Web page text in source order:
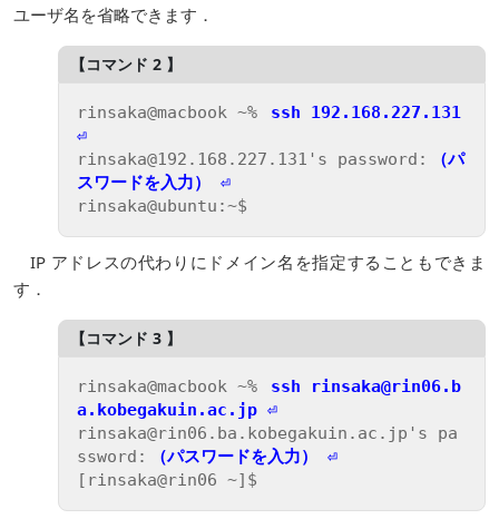
ユーザ名を省略できます．
rinsaka@macbook ~%
ssh 192.168.227.131
⏎
rinsaka@192.168.227.131's password:
（パ
スワードを入力） ⏎
IP アドレスの代わりにドメイン名を指定することもできま
す．
rinsaka@macbook ~%
ssh rinsaka@rin06.b
a.kobegakuin.ac.jp ⏎
rinsaka@rin06.ba.kobegakuin.ac.jp's pa
ssword:
（パスワードを入力） ⏎